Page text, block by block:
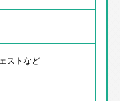
ストなど